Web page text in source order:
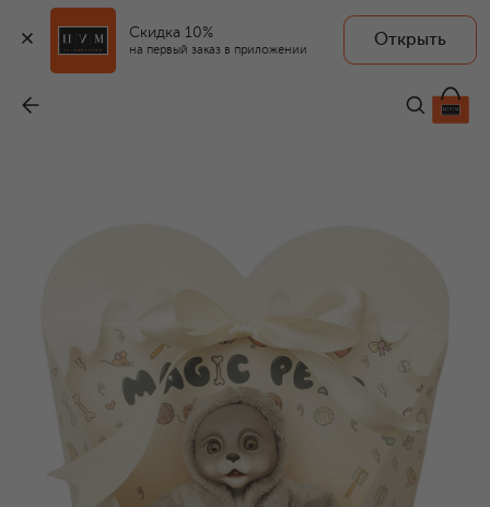
Скидка 10%
на первый заказ в приложении
Открыть
10 100 ₽